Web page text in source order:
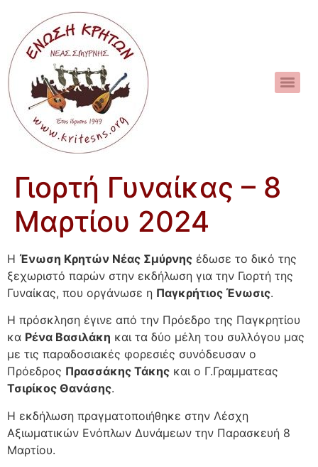
Γιορτή Γυναίκας – 8
Mαρτίου 2024
Η Ένωση Κρητών Νέας Σμύρνης έδωσε το δικό της
ξεχωριστό παρών στην εκδήλωση για την Γιορτή της
Γυναίκας, που οργάνωσε η Παγκρήτιος Ένωσις.
Η πρόσκληση έγινε από την Πρόεδρο της Παγκρητίου
κα Ρένα Βασιλάκη και τα δύο μέλη του συλλόγου μας
με τις παραδοσιακές φορεσιές συνόδευσαν ο
Πρόεδρος Πρασσάκης Τάκης και ο Γ.Γραμματεας
Τσιρίκος Θανάσης.
Η εκδήλωση πραγματοποιήθηκε στην Λέσχη
Αξιωματικών Ενόπλων Δυνάμεων την Παρασκευή 8
Μαρτίου.